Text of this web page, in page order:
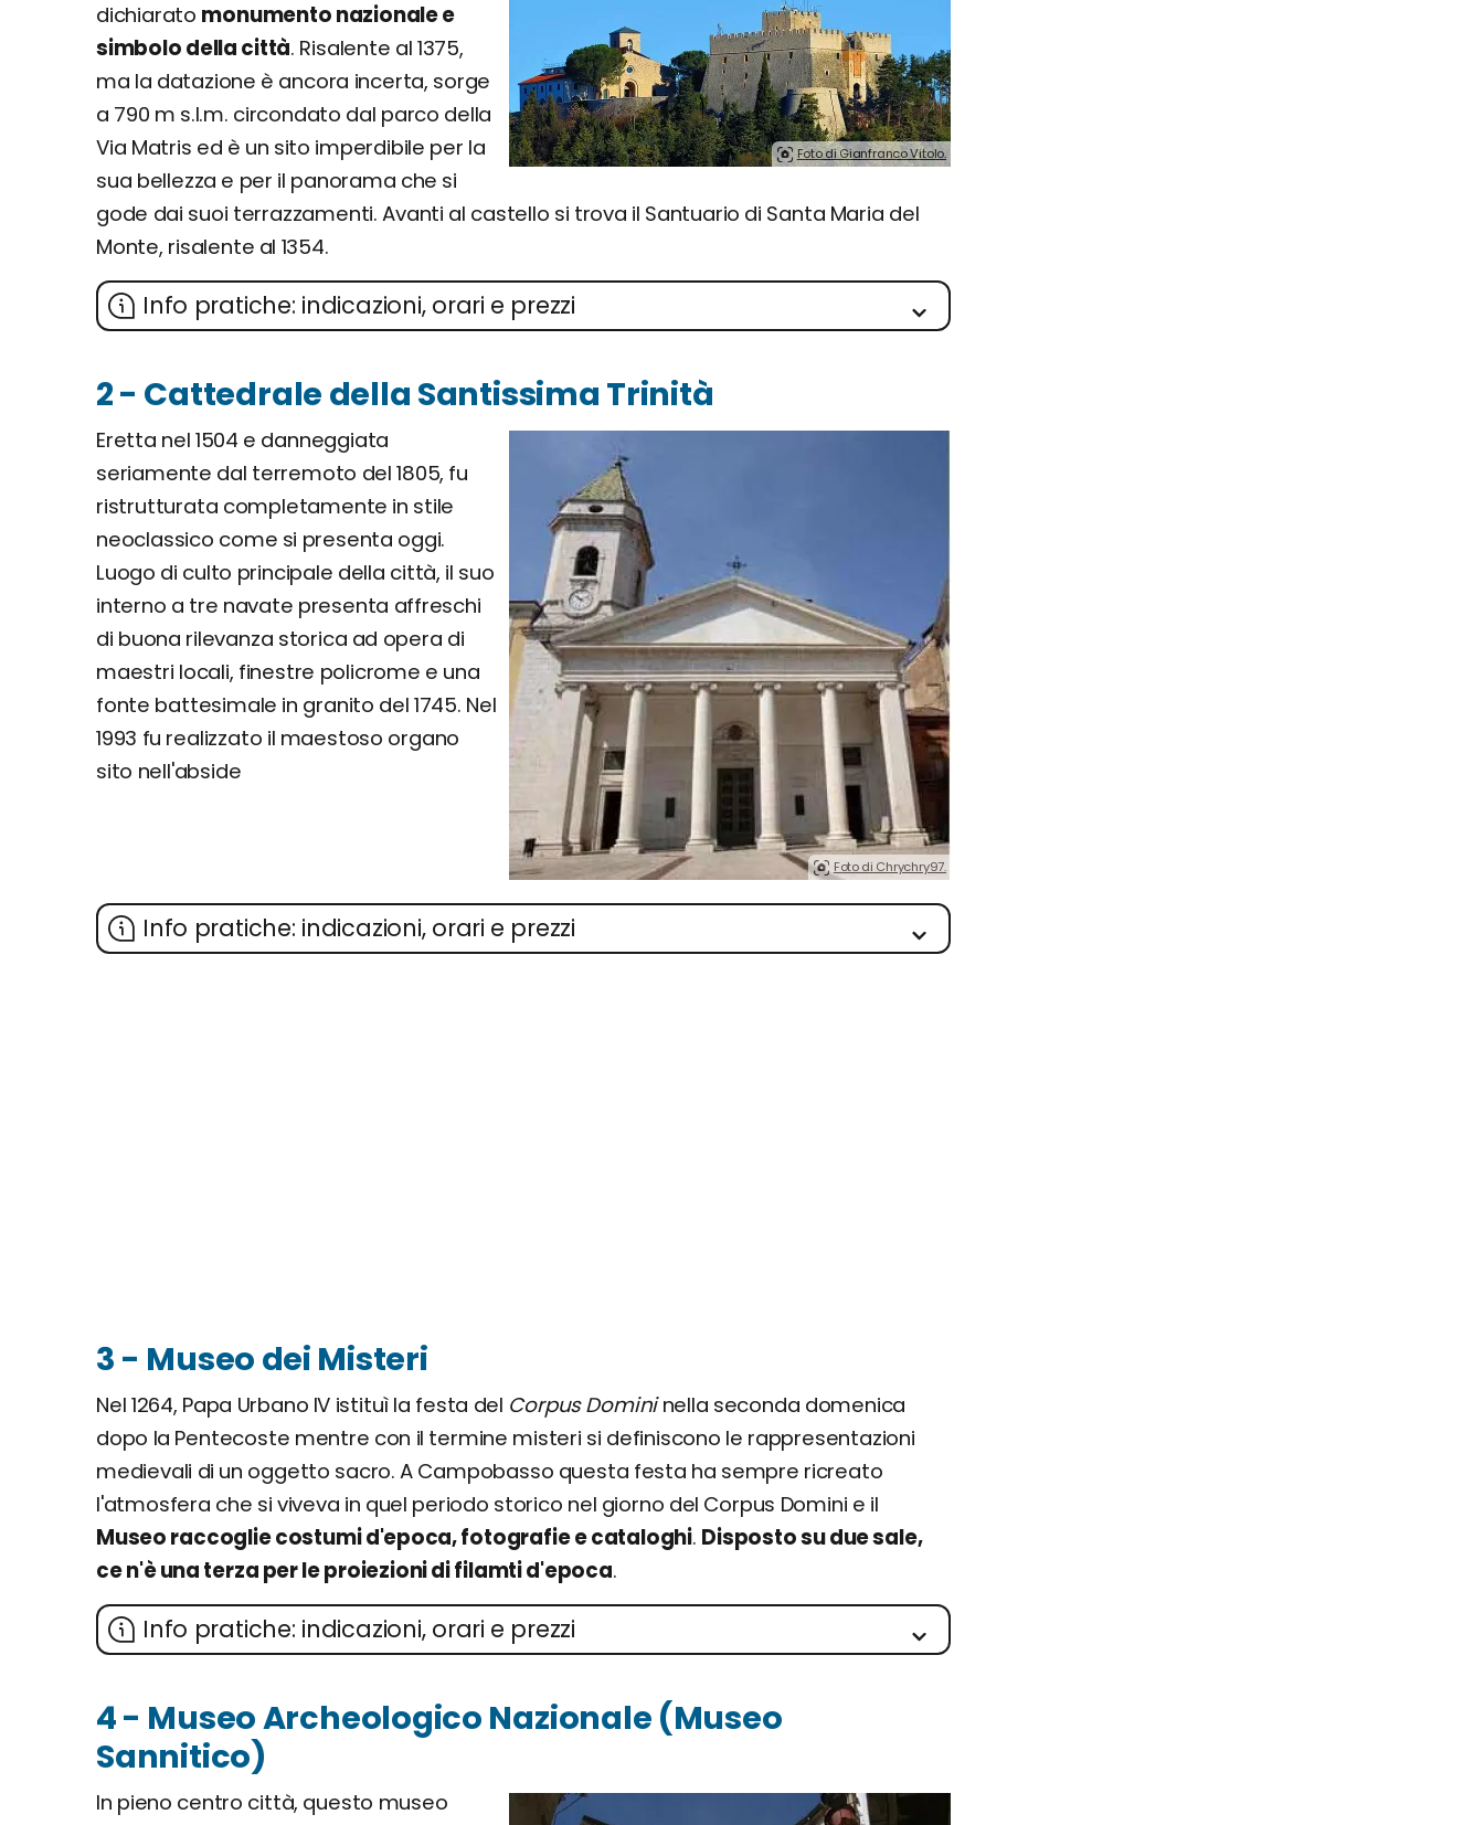
Foto di Gianfranco Vitolo.
dichiarato monumento nazionale e
simbolo della città. Risalente al 1375,
ma la datazione è ancora incerta, sorge
a 790 m s.l.m. circondato dal parco della
Via Matris ed è un sito imperdibile per la
sua bellezza e per il panorama che si
gode dai suoi terrazzamenti. Avanti al castello si trova il Santuario di Santa Maria del
Monte, risalente al 1354.
Info pratiche: indicazioni, orari e prezzi
2 - Cattedrale della Santissima Trinità
Foto di Chrychry97.
Eretta nel 1504 e danneggiata
seriamente dal terremoto del 1805, fu
ristrutturata completamente in stile
neoclassico come si presenta oggi.
Luogo di culto principale della città, il suo
interno a tre navate presenta affreschi
di buona rilevanza storica ad opera di
maestri locali, finestre policrome e una
fonte battesimale in granito del 1745. Nel
1993 fu realizzato il maestoso organo
sito nell'abside
Info pratiche: indicazioni, orari e prezzi
3 - Museo dei Misteri
Nel 1264, Papa Urbano IV istituì la festa del Corpus Domininella seconda domenica
dopo la Pentecoste mentre con il termine misteri si definiscono le rappresentazioni
medievali di un oggetto sacro. A Campobasso questa festa ha sempre ricreato
l'atmosfera che si viveva in quel periodo storico nel giorno del Corpus Domini e il
Museo raccoglie costumi d'epoca, fotografie e cataloghi. Disposto su due sale,
ce n'è una terza per le proiezioni di filamti d'epoca.
Info pratiche: indicazioni, orari e prezzi
4 - Museo Archeologico Nazionale (Museo
Sannitico)
In pieno centro città, questo museo